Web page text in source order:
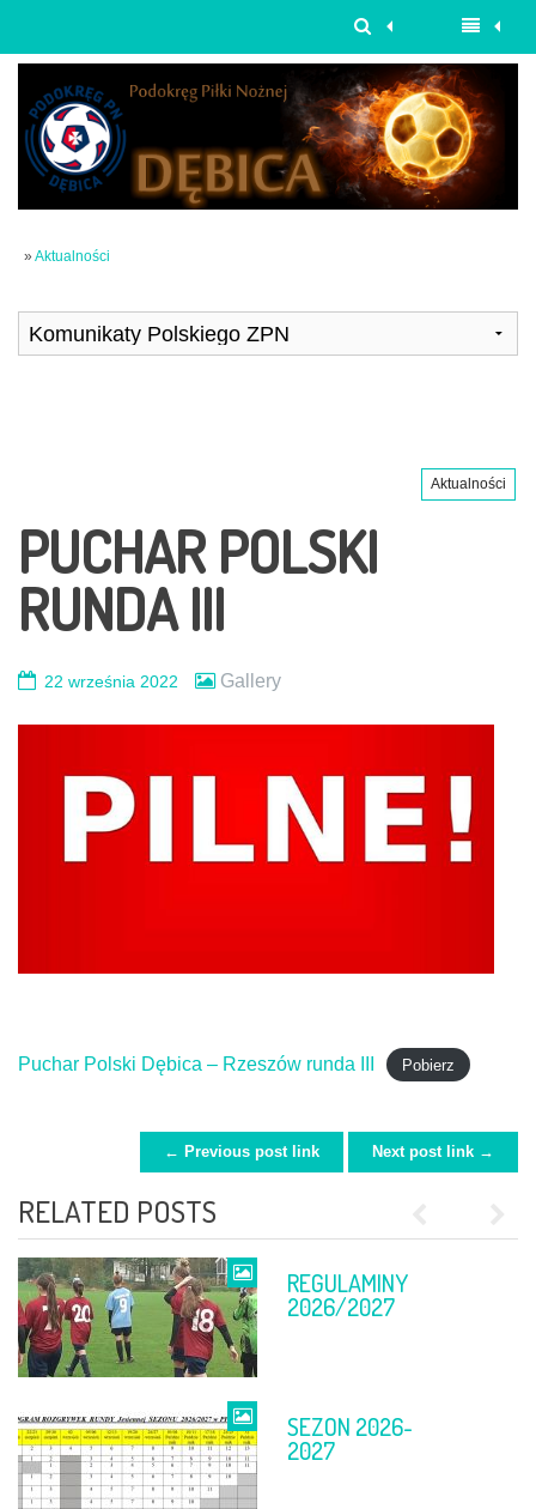
» Aktualności
Aktualności
PUCHAR POLSKI
RUNDA III
22 września 2022 Gallery
Puchar Polski Dębica – Rzeszów runda III Pobierz
POST NAVIGATION← Previous post link Next post link →
RELATED POSTS
REGULAMINY
2026/2027
SEZON 2026-
2027
FINAŁ PP
TABELE PO 11-
12 KWIETNIA